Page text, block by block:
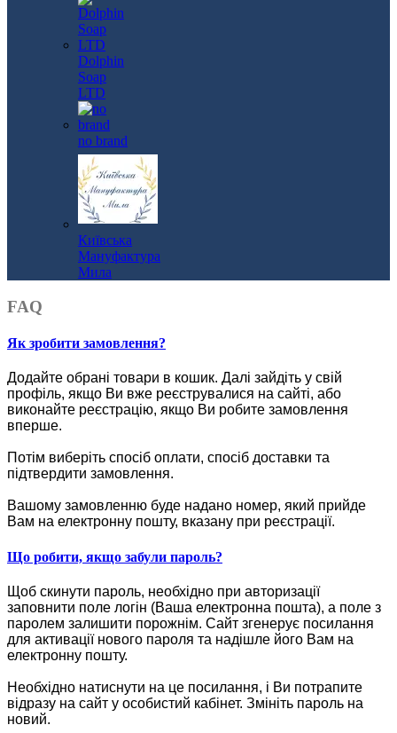
Dolphin
Soap
LTD
no brand
Київська
Мануфактура
Мила
FAQ
Як зробити замовлення?
Додайте обрані товари в кошик. Далі зайдіть у свій
профіль, якщо Ви вже реєструвалися на сайті, або
виконайте реєстрацію, якщо Ви робите замовлення
вперше.
Потім виберіть спосіб оплати, спосіб доставки та
підтвердити замовлення.
Вашому замовленню буде надано номер, який прийде
Вам на електронну пошту, вказану при реєстрації.
Що робити, якщо забули пароль?
Щоб скинути пароль, необхідно при авторизації
заповнити поле логін (Ваша електронна пошта), а поле з
паролем залишити порожнім. Сайт згенерує посилання
для активації нового пароля та надішле його Вам на
електронну пошту.
Необхідно натиснути на це посилання, і Ви потрапите
відразу на сайт у особистий кабінет. Змініть пароль на
новий.